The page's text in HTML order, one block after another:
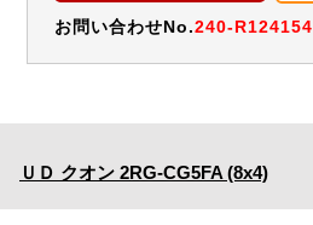
お問い合わせNo.240-R124154
ＵＤ クオン 2RG-CG5FA (8x4)